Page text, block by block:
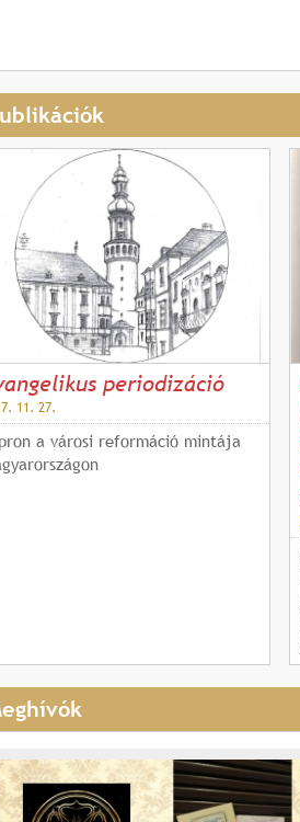
periodizáció
11. 27.
a városi reformáció mintája